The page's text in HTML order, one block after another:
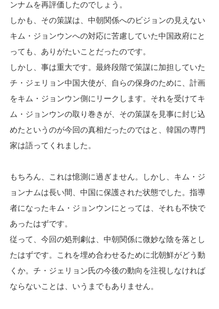
ンナムを再評価したのでしょう。
しかも、その策謀は、中朝関係へのビジョンの見えない
キム・ジョンウンへの対応に苦慮していた中国政府にと
っても、ありがたいことだったのです。
しかし、事は重大です。最終段階で策謀に加担していた
チ・ジェリョン中国大使が、自らの保身のために、計画
をキム・ジョンウン側にリークします。それを受けてキ
ム・ジョンウンの取り巻きが、その策謀を見事に封じ込
めたというのが今回の真相だったのではと、韓国の専門
家は語ってくれました。
もちろん、これは憶測に過ぎません。しかし、キム・ジ
ョンナムは長い間、中国に保護された状態でした。指導
者になったキム・ジョンウンにとっては、それも不快で
あったはずです。
従って、今回の処刑劇は、中朝関係に微妙な陰を落とし
たはずです。これを埋め合わせるために北朝鮮がどう動
くか。チ・ジェリョン氏の今後の動向を注視しなければ
ならないことは、いうまでもありません。